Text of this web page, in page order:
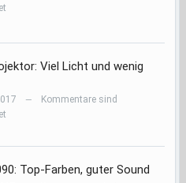
Viel Licht und wenig
—
Kommentare sind
Top-Farben, guter Sound